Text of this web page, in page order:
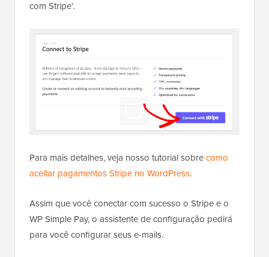
com Stripe’.
Para mais detalhes, veja nosso tutorial sobrecomo
aceitar pagamentos Stripe no WordPress.
Assim que você conectar com sucesso o Stripe e o
WP Simple Pay, o assistente de configuração pedirá
para você configurar seus e-mails.